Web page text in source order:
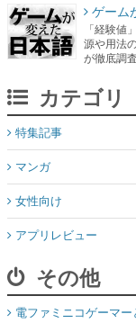
ゲーム
「経験
源や用法
が徹底調査
カテゴリ
特集記事
マンガ
女性向け
アプリレビュー
その他
電ファミニコゲーマー